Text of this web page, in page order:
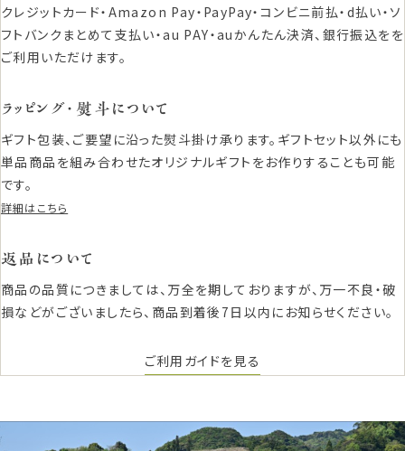
クレジットカード・Amazon Pay・PayPay・コンビニ前払・d払い・ソ
フトバンクまとめて支払い・au PAY・auかんたん決済、銀行振込をを
ご利用いただけます。
ラッピング・熨斗について
ギフト包装、ご要望に沿った熨斗掛け承ります。ギフトセット以外にも
単品商品を組み合わせたオリジナルギフトをお作りすることも可能
です。
詳細はこちら
返品について
商品の品質につきましては、万全を期しておりますが、万一不良・破
損などがございましたら、商品到着後7日以内にお知らせください。
ご利用ガイドを見る